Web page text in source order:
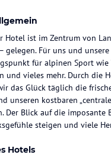
Hotel ist im Zentrum von
gelegen. Für uns und
für alpinen Sport wie
und vieles mehr. Durch die
das Glück täglich die
unseren kostbaren
Der Blick auf die imposante
steigen und viele
Hotels